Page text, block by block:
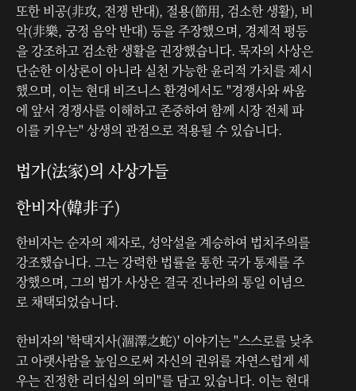
또한 비공(非攻, 전쟁 반대), 절용(節用, 검소한 생활), 비
악(非樂, 궁정 음악 반대) 등을 주장했으며, 경제적 평등
을 강조하고 검소한 생활을 권장했습니다. 묵자의 사상은
단순한 이상론이 아니라 실천 가능한 윤리적 가치를 제시
했으며, 이는 현대 비즈니스 환경에서도 "경쟁사와 싸움
에 앞서 경쟁사를 이해하고 존중하여 함께 시장 전체 파
이를 키우는" 상생의 관점으로 적용될 수 있습니다.
법가(法家)의 사상가들
한비자(韓非子)
한비자는 순자의 제자로, 성악설을 계승하여 법치주의를
강조했습니다. 그는 강력한 법률을 통한 국가 통제를 주
장했으며, 그의 법가 사상은 결국 진나라의 통일 이념으
로 채택되었습니다.
한비자의 '학택지사(涸澤之蛇)' 이야기는 "스스로를 낮추
고 아랫사람을 높임으로써 자신의 권위를 자연스럽게 세
우는 진정한 리더십의 의미"를 담고 있습니다. 이는 현대